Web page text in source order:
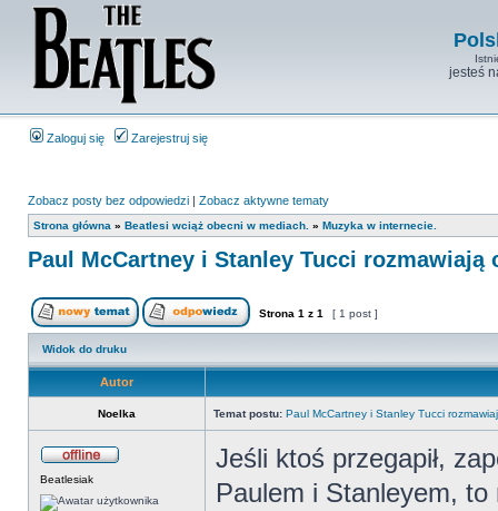
jesteś
Zaloguj się Zarejestruj się
Zobacz posty bez odpowiedzi | Zobacz aktywne tematy
Strona główna » Beatlesi wciąż obecni w mediach. » Muzyka w internecie.
Paul McCartney i Stanley Tucci rozmawiają
Strona 1 z 1 [ 1 post ]
Widok do druku
Autor
Noelka Temat postu: Paul McCartney i Stanley Tucci
Beatlesiak
Jeśli ktoś przegapił,
Paulem i Stanleyem, to